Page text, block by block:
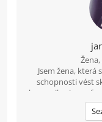
Jsem žena, která
schopnosti vést
komunikaci „pro
po svém boku
smát a